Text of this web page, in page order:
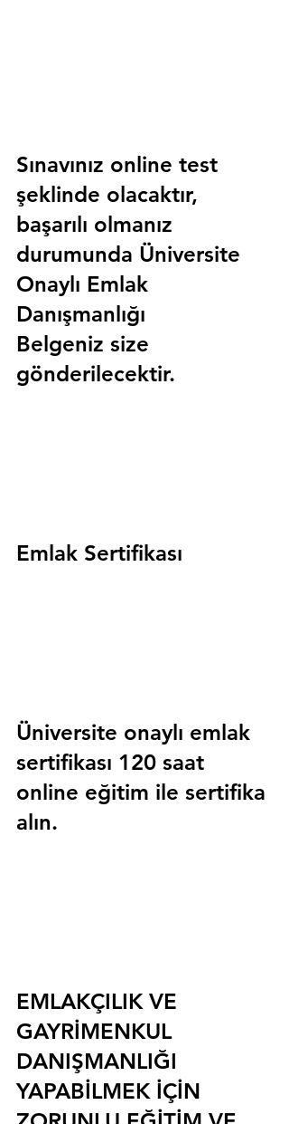
Sınavınız online test
şeklinde olacaktır,
başarılı olmanız
durumunda Üniversite
Onaylı Emlak
Danışmanlığı
Belgeniz size
gönderilecektir.
Emlak Sertifikası
Üniversite onaylı emlak
sertifikası 120 saat
online eğitim ile sertifika
alın.
EMLAKÇILIK VE
GAYRİMENKUL
DANIŞMANLIĞI
YAPABİLMEK İÇİN